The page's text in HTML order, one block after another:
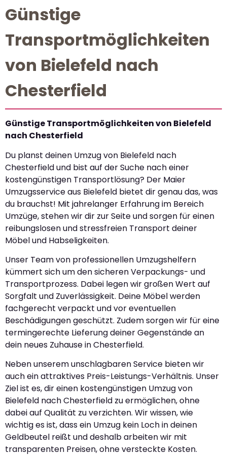
Günstige
Transportmöglichkeiten
von Bielefeld nach
Chesterfield
Günstige Transportmöglichkeiten von Bielefeld
nach Chesterfield
Du planst deinen Umzug von Bielefeld nach
Chesterfield und bist auf der Suche nach einer
kostengünstigen Transportlösung? Der Maier
Umzugsservice aus Bielefeld bietet dir genau das, was
du brauchst! Mit jahrelanger Erfahrung im Bereich
Umzüge, stehen wir dir zur Seite und sorgen für einen
reibungslosen und stressfreien Transport deiner
Möbel und Habseligkeiten.
Unser Team von professionellen Umzugshelfern
kümmert sich um den sicheren Verpackungs- und
Transportprozess. Dabei legen wir großen Wert auf
Sorgfalt und Zuverlässigkeit. Deine Möbel werden
fachgerecht verpackt und vor eventuellen
Beschädigungen geschützt. Zudem sorgen wir für eine
termingerechte Lieferung deiner Gegenstände an
dein neues Zuhause in Chesterfield.
Neben unserem unschlagbaren Service bieten wir
auch ein attraktives Preis-Leistungs-Verhältnis. Unser
Ziel ist es, dir einen kostengünstigen Umzug von
Bielefeld nach Chesterfield zu ermöglichen, ohne
dabei auf Qualität zu verzichten. Wir wissen, wie
wichtig es ist, dass ein Umzug kein Loch in deinen
Geldbeutel reißt und deshalb arbeiten wir mit
transparenten Preisen, ohne versteckte Kosten.